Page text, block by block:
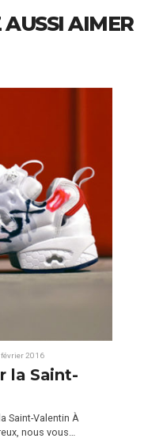
AIMER
février 2016
la Saint-
Saint-Valentin À
nous vous…